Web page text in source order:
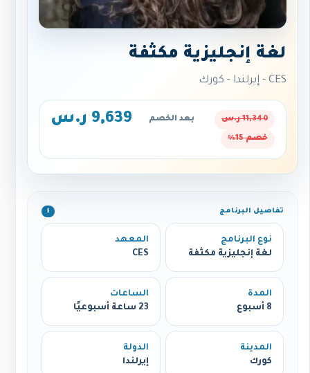
لغة إنجليزية مكثفة
CES - إيرلندا - كورك
11,340 ر.س بعد الخصم 9,639 ر.س
خصم 15%
تفاصيل البرنامج ℹ️
نوع البرنامج
لغة إنجليزية مكثفة
المعهد
CES
المدة
8 أسبوع
الساعات
23 ساعة أسبوعيًا
المدينة
كورك
الدولة
إيرلندا